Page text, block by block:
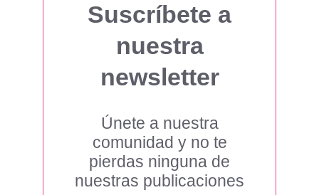
Suscríbete a
nuestra
newsletter
Únete a nuestra
comunidad y no te
pierdas ninguna de
nuestras publicaciones